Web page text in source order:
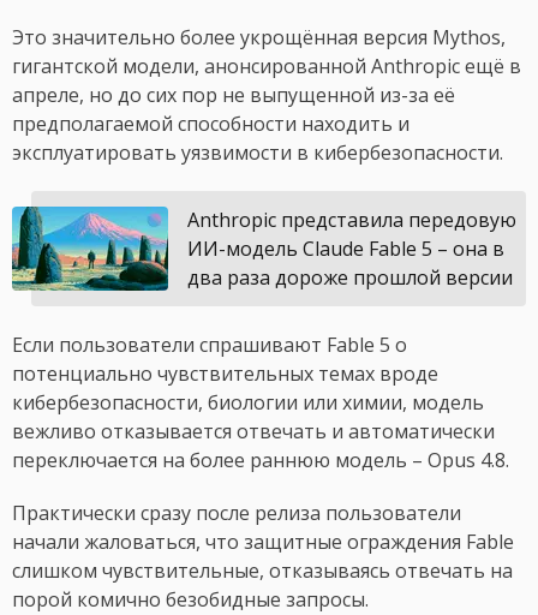
Это значительно более укрощённая версия Mythos,
гигантской модели, анонсированной Anthropic ещё в
апреле, но до сих пор не выпущенной из-за её
предполагаемой способности находить и
эксплуатировать уязвимости в кибербезопасности.
Anthropic представила передовую
ИИ-модель Claude Fable 5 – она в
два раза дороже прошлой версии
Если пользователи спрашивают Fable 5 о
потенциально чувствительных темах вроде
кибербезопасности, биологии или химии, модель
вежливо отказывается отвечать и автоматически
переключается на более раннюю модель – Opus 4.8.
Практически сразу после релиза пользователи
начали жаловаться, что защитные ограждения Fable
слишком чувствительные, отказываясь отвечать на
порой комично безобидные запросы.